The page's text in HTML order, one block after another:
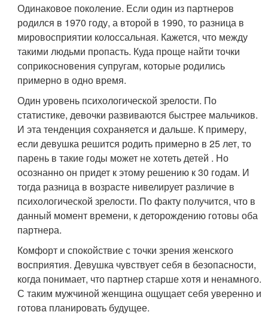
Одинаковое поколение. Если один из партнеров
родился в 1970 году, а второй в 1990, то разница в
мировосприятии колоссальная. Кажется, что между
такими людьми пропасть. Куда проще найти точки
соприкосновения супругам, которые родились
примерно в одно время.
Один уровень психологической зрелости. По
статистике, девочки развиваются быстрее мальчиков.
И эта тенденция сохраняется и дальше. К примеру,
если девушка решится родить примерно в 25 лет, то
парень в такие годы может не хотеть детей . Но
осознанно он придет к этому решению к 30 годам. И
тогда разница в возрасте нивелирует различие в
психологической зрелости. По факту получится, что в
данный момент времени, к деторождению готовы оба
партнера.
Комфорт и спокойствие с точки зрения женского
восприятия. Девушка чувствует себя в безопасности,
когда понимает, что партнер старше хотя и ненамного.
С таким мужчиной женщина ощущает себя уверенно и
готова планировать будущее.